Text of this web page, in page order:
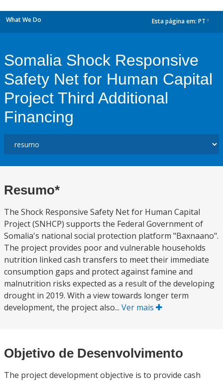
What We Do Esta página em: PT
Somalia Shock Responsive
Safety Net for Human Capital
Project Third Additional
Financing
Resumo*
The Shock Responsive Safety Net for Human Capital
Project (SNHCP) supports the Federal Government of
Somalia's national social protection platform "Baxnaano".
The project provides poor and vulnerable households
nutrition linked cash transfers to meet their immediate
consumption gaps and protect against famine and
malnutrition risks expected as a result of the developing
drought in 2019. With a view towards longer term
development, the project also... Ver mais
Objetivo de Desenvolvimento
The project development objective is to provide cash